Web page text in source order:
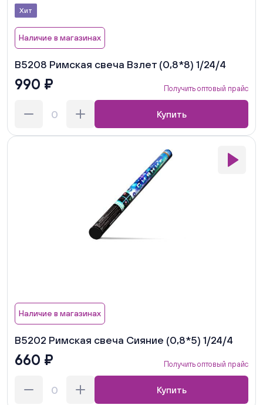
Хит
Наличие в магазинах
В5208 Римская свеча Взлет (0,8*8) 1/24/4
990 ₽ Получить оптовый прайс
Купить
Наличие в магазинах
В5202 Римская свеча Сияние (0,8*5) 1/24/4
660 ₽ Получить оптовый прайс
Купить